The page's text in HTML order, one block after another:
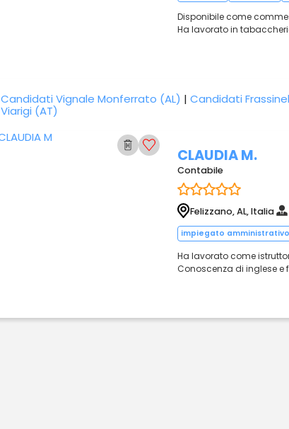
Disponibile come
Ha lavorato in
Candidati Vignale Monferrato (AL) | Candidati
Viarigi (AT)
CLAUDIA M.
Contabile
Felizzano, AL, Italia
impiegato amministrativo
Ha lavorato come
Conoscenza di inglese e